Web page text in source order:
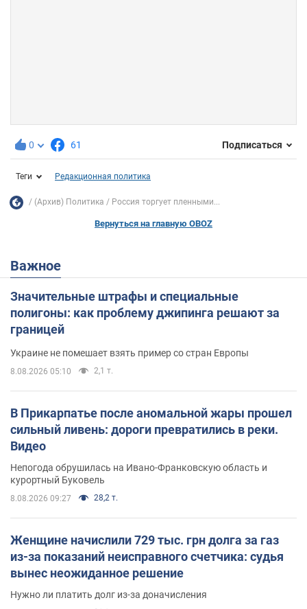
0 61 Подписаться
Теги Редакционная политика
(Архив) Политика Россия торгует пленными...
Вернуться на главную OBOZ
Важное
Значительные штрафы и специальные
полигоны: как проблему джипинга решают за
границей
Украине не помешает взять пример со стран Европы
8.08.2026 05:10 2,1 т.
В Прикарпатье после аномальной жары прошел
сильный ливень: дороги превратились в реки.
Видео
Непогода обрушилась на Ивано-Франковскую область и
курортный Буковель
8.08.2026 09:27 28,2 т.
Женщине начислили 729 тыс. грн долга за газ
из-за показаний неисправного счетчика: судья
вынес неожиданное решение
Нужно ли платить долг из-за доначисления